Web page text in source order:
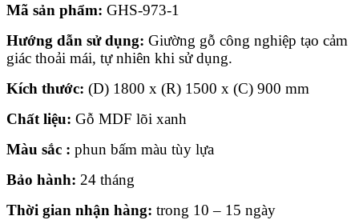
Mã sản phẩm: GHS-973-1
Hướng dẫn sử dụng: Giường gỗ công nghiệp tạo cảm
giác thoải mái, tự nhiên khi sử dụng.
Kích thước: (D) 1800 x (R) 1500 x (C) 900 mm
Chất liệu: Gỗ MDF lõi xanh
Màu sắc : phun bấm màu tùy lựa
Bảo hành: 24 tháng
Thời gian nhận hàng: trong 10 – 15 ngày